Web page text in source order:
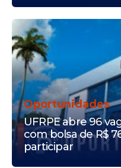
Oportunidades
UFRPE abre 96
com bolsa de R$
participar